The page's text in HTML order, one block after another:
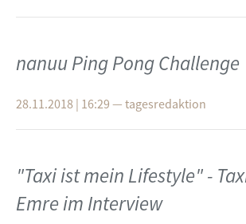
nanuu Ping Pong Challenge
28.11.2018 | 16:29 — tagesredaktion
"Taxi ist mein Lifestyle" -
Emre im Interview